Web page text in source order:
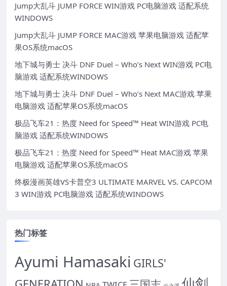
Jump大乱斗 JUMP FORCE WIN游戏 PC电脑游戏 适配系统
WINDOWS
Jump大乱斗 JUMP FORCE MAC游戏 苹果电脑游戏 适配苹
果OS系统macOS
地下城与勇士 决斗 DNF Duel – Who’s Next WIN游戏 PC电
脑游戏 适配系统WINDOWS
地下城与勇士 决斗 DNF Duel – Who’s Next MAC游戏 苹果
电脑游戏 适配苹果OS系统macOS
极品飞车21：热度 Need for Speed™ Heat WIN游戏 PC电
脑游戏 适配系统WINDOWS
极品飞车21：热度 Need for Speed™ Heat MAC游戏 苹果
电脑游戏 适配苹果OS系统macOS
终极漫画英雄VS卡普空3 ULTIMATE MARVEL VS. CAPCOM
3 WIN游戏 PC电脑游戏 适配系统WINDOWS
热门标签
Ayumi Hamasaki GIRLS'